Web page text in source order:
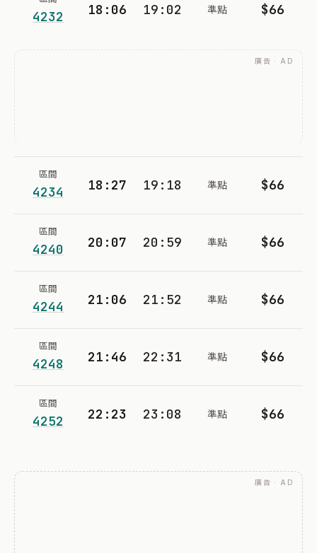
4232 18:06 19:02 準點 $66
廣告 · AD
區間
4234 18:27 19:18 準點 $66
區間
4240 20:07 20:59 準點 $66
區間
4244 21:06 21:52 準點 $66
區間
4248 21:46 22:31 準點 $66
區間
4252 22:23 23:08 準點 $66
廣告 · AD